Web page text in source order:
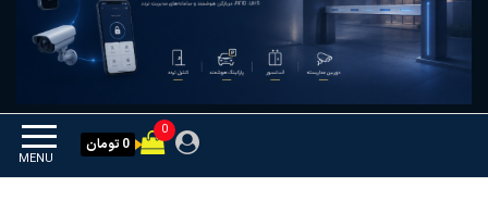
MENU
0
0 تومان